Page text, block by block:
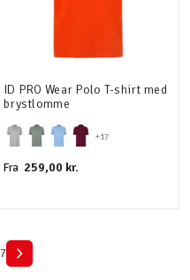
+17
ID PRO Wear Polo T-shirt med
brystlomme
Fra 259,00 kr.
7